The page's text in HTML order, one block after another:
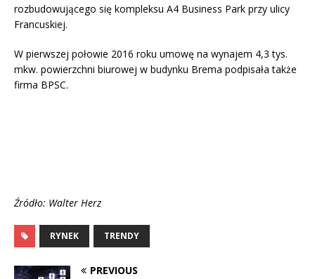
rozbudowującego się kompleksu A4 Business Park przy ulicy
Francuskiej.
W pierwszej połowie 2016 roku umowę na wynajem 4,3 tys.
mkw. powierzchni biurowej w budynku Brema podpisała także
firma BPSC.
Źródło: Walter Herz
RYNEK TRENDY
PREVIOUS